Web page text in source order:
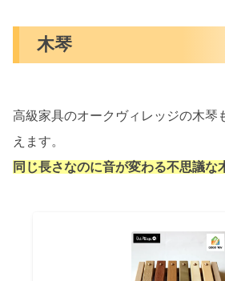
木琴
高級家具のオークヴィレッジの木琴
えます。
同じ長さなのに音が変わる不思議な